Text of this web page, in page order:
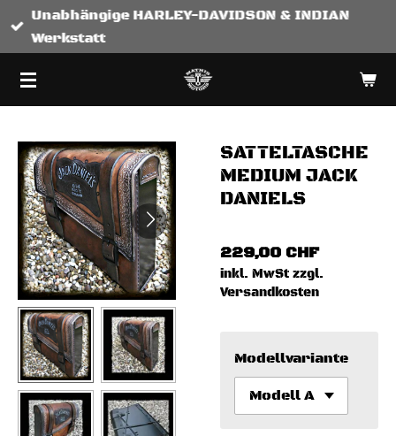
Zum
Hauptinhalt
Unabhängige HARLEY-DAVIDSON & INDIAN
Werkstatt
SATTELTASCHE
MEDIUM JACK
DANIELS
229,00 CHF
inkl. MwSt zzgl.
Versandkosten
Modellvariante